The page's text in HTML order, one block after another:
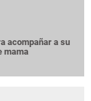
acompañar a su
mama